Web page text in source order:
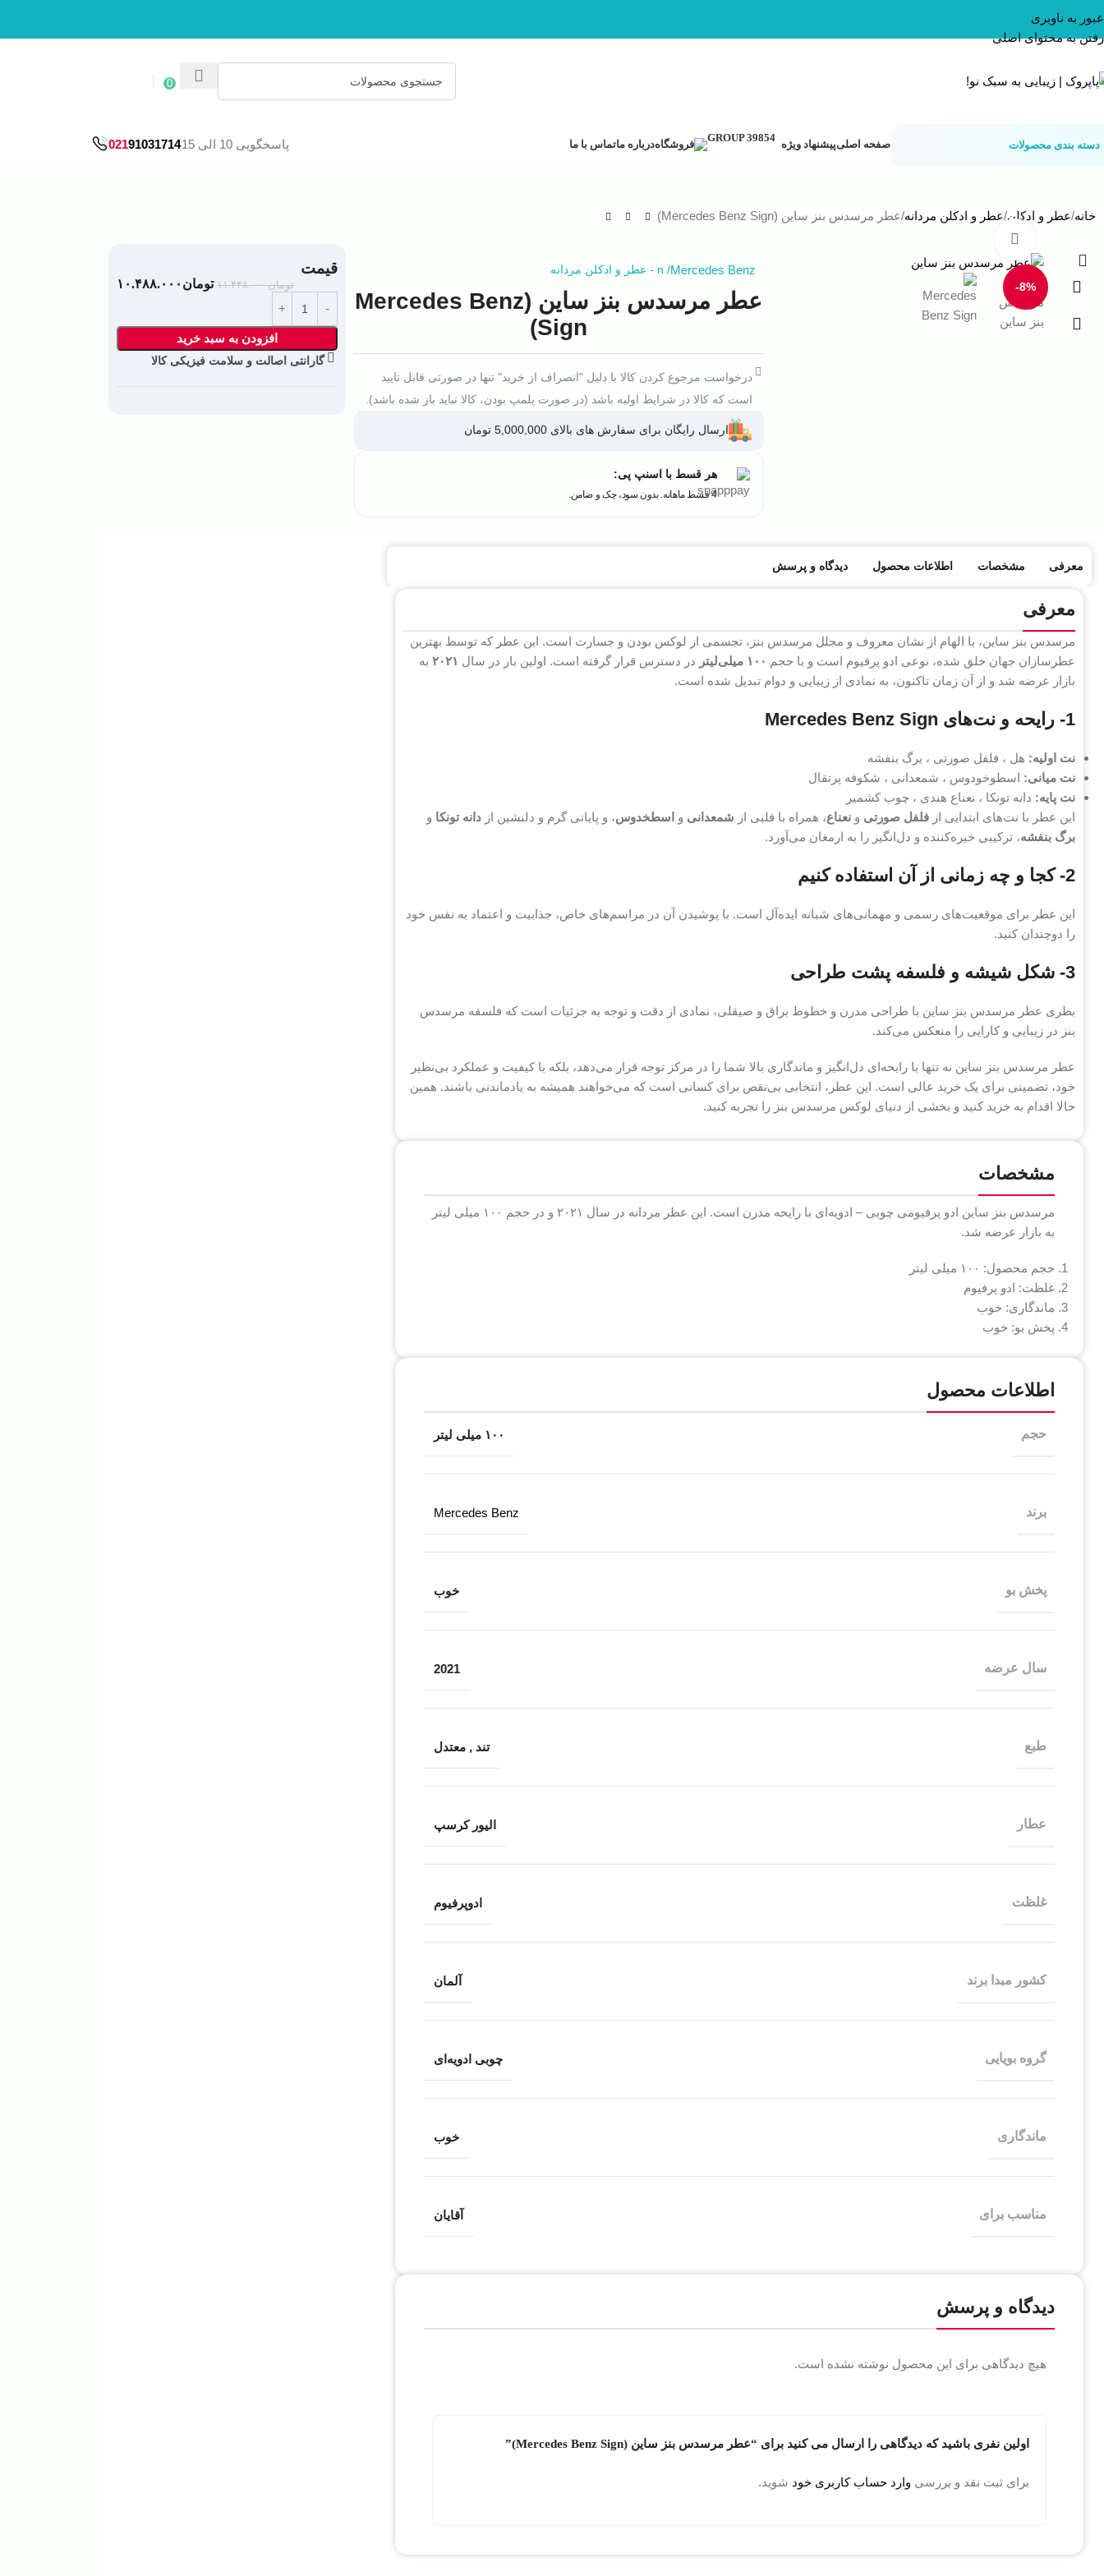
عبور به ناوبری
رفتن به محتوای اصلی
0
دسته بندی محصولات صفحه اصلیپیشنهاد ویژه فروشگاهدرباره ماتماس با ما پاسخگویی 10 الی 15 02191031714
خانه عطر و ادکلن عطر و ادکلن مردانه عطر مرسدس بنز ساین (Mercedes Benz Sign)
-8%
Mercedes Benz
/
n
- عطر و ادکلن مردانه
عطر مرسدس بنز ساین (Mercedes Benz
Sign)
درخواست مرجوع کردن کالا با دلیل "انصراف از خرید" تنها در صورتی قابل تایید
است که کالا در شرایط اولیه باشد (در صورت پلمپ بودن، کالا نباید باز شده باشد).
ارسال رایگان برای سفارش های بالای 5,000,000 تومان
هر قسط با اسنپ پی:
4 قسط ماهانه. بدون سود، چک و ضامن.
قیمت
تومان۱۱.۴۴۸.۰۰۰ تومان ۱۰.۴۸۸.۰۰۰
افزودن به سبد خرید
گارانتی اصالت و سلامت فیزیکی کالا
معرفی مشخصات اطلاعات محصول دیدگاه و پرسش
معرفی
مرسدس بنز ساین، با الهام از نشان معروف و مجلل مرسدس بنز، تجسمی از لوکس بودن و جسارت است. این عطر که توسط بهترین
عطرسازان جهان خلق شده، نوعی ادو پرفیوم است و با حجم ۱۰۰ میلی‌لیتر در دسترس قرار گرفته است. اولین بار در سال ۲۰۲۱ به
بازار عرضه شد و از آن زمان تاکنون، به نمادی از زیبایی و دوام تبدیل شده است.
1- رایحه و نت‌های Mercedes Benz Sign
نت اولیه: هل ، فلفل صورتی ، برگ بنفشه
نت میانی: اسطوخودوس ، شمعدانی ، شکوفه پرتقال
نت پایه: دانه تونکا ، نعناع هندی ، چوب کشمیر
این عطر با نت‌های ابتدایی از فلفل صورتی و نعناع، همراه با قلبی از شمعدانی و اسطخدوس، و پایانی گرم و دلنشین از دانه تونکا و
برگ بنفشه، ترکیبی خیره‌کننده و دل‌انگیز را به ارمغان می‌آورد.
2- کجا و چه زمانی از آن استفاده کنیم
این عطر برای موقعیت‌های رسمی و مهمانی‌های شبانه ایده‌آل است. با پوشیدن آن در مراسم‌های خاص، جذابیت و اعتماد به نفس خود
را دوچندان کنید.
3- شکل شیشه و فلسفه پشت طراحی
بطری عطر مرسدس بنز ساین با طراحی مدرن و خطوط براق و صیقلی، نمادی از دقت و توجه به جزئیات است که فلسفه مرسدس
بنز در زیبایی و کارایی را منعکس می‌کند.
عطر مرسدس بنز ساین نه تنها با رایحه‌ای دل‌انگیز و ماندگاری بالا شما را در مرکز توجه قرار می‌دهد، بلکه با کیفیت و عملکرد بی‌نظیر
خود، تضمینی برای یک خرید عالی است. این عطر، انتخابی بی‌نقص برای کسانی است که می‌خواهند همیشه به یادماندنی باشند. همین
حالا اقدام به خرید کنید و بخشی از دنیای لوکس مرسدس بنز را تجربه کنید.
مشخصات
مرسدس بنز ساین ادو پرفیومی چوبی – ادویه‌ای با رایحه مدرن است. این عطر مردانه در سال ۲۰۲۱ و در حجم ۱۰۰ میلی لیتر
به بازار عرضه شد.
حجم محصول: ۱۰۰ میلی لیتر
غلظت: ادو پرفیوم
ماندگاری: خوب
پخش بو: خوب
اطلاعات محصول
حجم ۱۰۰ میلی لیتر
برند Mercedes Benz
پخش بو خوب
سال عرضه 2021
طبع تند , معتدل
عطار الیور کرسپ
غلظت ادوپرفیوم
کشور مبدا برند آلمان
گروه بویایی چوبی ادویه‌ای
ماندگاری خوب
مناسب برای آقایان
دیدگاه و پرسش
هیچ دیدگاهی برای این محصول نوشته نشده است.
اولین نفری باشید که دیدگاهی را ارسال می کنید برای “عطر مرسدس بنز ساین (Mercedes Benz Sign)”
برای ثبت نقد و بررسی وارد حساب کاربری خود شوید.